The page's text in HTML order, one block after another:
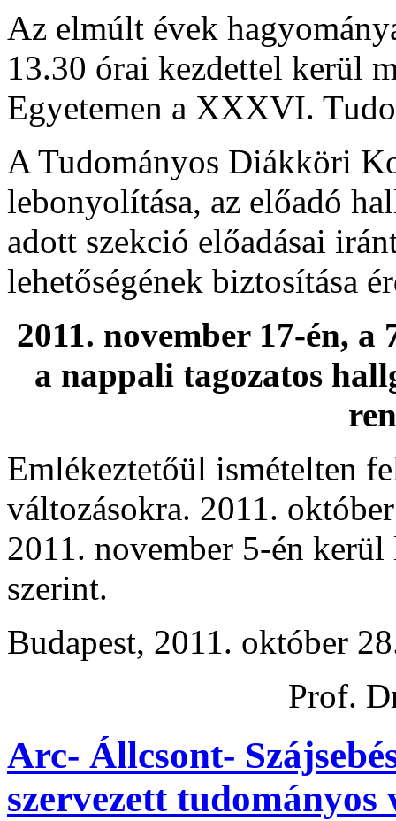
Az elmúlt évek
13.30 órai kezdettel kerül
Egyetemen a XXXVI.
A Tudományos Diákköri
lebonyolítása, az előadó
adott szekció előadásai
lehetőségének biztosítása
2011. november 17-én,
a nappali tagozatos
Emlékeztetőül ismételten
változásokra. 2011.
2011. november 5-én
szerint.
Budapest, 2011. október
Prof.
Arc- Állcsont-
szervezett tudományos